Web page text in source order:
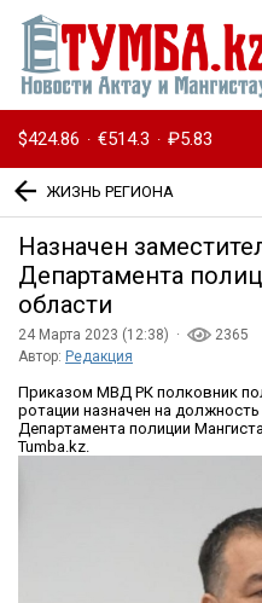
$424.86 · €514.3 · ₽5.83
ЖИЗНЬ РЕГИОНА
Назначен
Департамента
области
24 Марта 2023 (12:38) ·
2365
Автор: Редакция
Приказом МВД РК полковник
ротации назначен на
Департамента полиции
Tumba.kz.